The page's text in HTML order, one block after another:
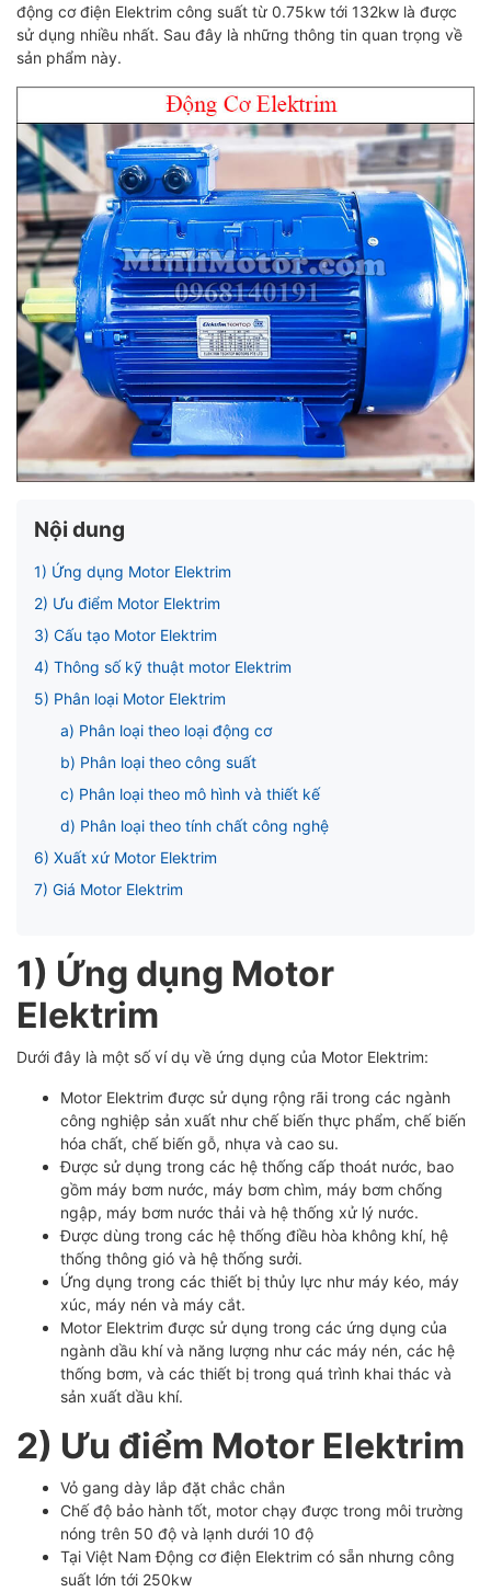
động cơ điện Elektrim công suất từ 0.75kw tới 132kw là được
sử dụng nhiều nhất. Sau đây là những thông tin quan trọng về
sản phẩm này.
Nội dung
1) Ứng dụng Motor Elektrim
2) Ưu điểm Motor Elektrim
3) Cấu tạo Motor Elektrim
4) Thông số kỹ thuật motor Elektrim
5) Phân loại Motor Elektrim
a) Phân loại theo loại động cơ
b) Phân loại theo công suất
c) Phân loại theo mô hình và thiết kế
d) Phân loại theo tính chất công nghệ
6) Xuất xứ Motor Elektrim
7) Giá Motor Elektrim
1) Ứng dụng Motor
Elektrim
Dưới đây là một số ví dụ về ứng dụng của Motor Elektrim:
Motor Elektrim được sử dụng rộng rãi trong các ngành
công nghiệp sản xuất như chế biến thực phẩm, chế biến
hóa chất, chế biến gỗ, nhựa và cao su.
Được sử dụng trong các hệ thống cấp thoát nước, bao
gồm máy bơm nước, máy bơm chìm, máy bơm chống
ngập, máy bơm nước thải và hệ thống xử lý nước.
Được dùng trong các hệ thống điều hòa không khí, hệ
thống thông gió và hệ thống sưởi.
Ứng dụng trong các thiết bị thủy lực như máy kéo, máy
xúc, máy nén và máy cắt.
Motor Elektrim được sử dụng trong các ứng dụng của
ngành dầu khí và năng lượng như các máy nén, các hệ
thống bơm, và các thiết bị trong quá trình khai thác và
sản xuất dầu khí.
2) Ưu điểm Motor Elektrim
Vỏ gang dày lắp đặt chắc chắn
Chế độ bảo hành tốt, motor chạy được trong môi trường
nóng trên 50 độ và lạnh dưới 10 độ
Tại Việt Nam Động cơ điện Elektrim có sẵn nhưng công
suất lớn tới 250kw